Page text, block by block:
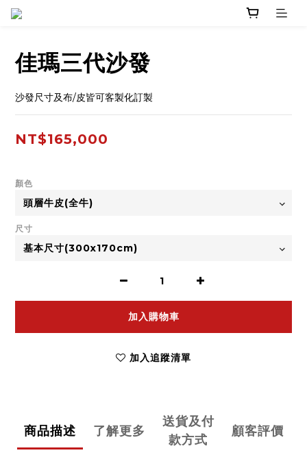
佳瑪三代沙發
沙發尺寸及布/皮皆可客製化訂製
NT$165,000
顏色
尺寸
加入購物車
加入追蹤清單
商品描述 了解更多
送貨及付
款方式
顧客評價